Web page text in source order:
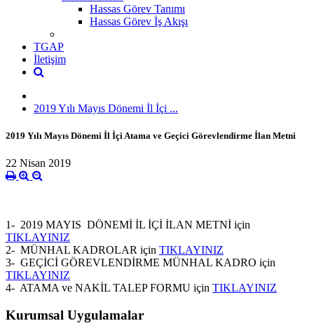
Hassas Görev Tanımı
Hassas Görev İş Akışı
TGAP
İletişim
2019 Yılı Mayıs Dönemi İl İçi ...
2019 Yılı Mayıs Dönemi İl İçi Atama ve Geçici Görevlendirme İlan Metni
22 Nisan 2019
1- 2019 MAYIS DÖNEMİ İL İÇİ İLAN METNİ için
TIKLAYINIZ
2- MÜNHAL KADROLAR için TIKLAYINIZ
3- GEÇİCİ GÖREVLENDİRME MÜNHAL KADRO için
TIKLAYINIZ
4- ATAMA ve NAKİL TALEP FORMU için TIKLAYINIZ
Kurumsal Uygulamalar